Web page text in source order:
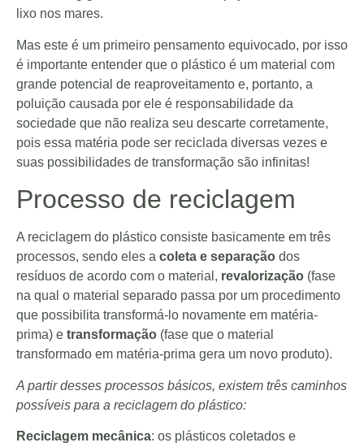
lixo nos mares.
Mas este é um primeiro pensamento equivocado, por isso
é importante entender que o plástico é um material com
grande potencial de reaproveitamento e, portanto, a
poluição causada por ele é responsabilidade da
sociedade que não realiza seu descarte corretamente,
pois essa matéria pode ser reciclada diversas vezes e
suas possibilidades de transformação são infinitas!
Processo de reciclagem
A reciclagem do plástico consiste basicamente em três
processos, sendo eles a coleta e separação dos
resíduos de acordo com o material, revalorização (fase
na qual o material separado passa por um procedimento
que possibilita transformá-lo novamente em matéria-
prima) e transformação (fase que o material
transformado em matéria-prima gera um novo produto).
A partir desses processos básicos, existem três caminhos
possíveis para a reciclagem do plástico:
Reciclagem mecânica: os plásticos coletados e